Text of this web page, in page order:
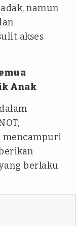
namun
akses
Anak
mencampuri
berlaku